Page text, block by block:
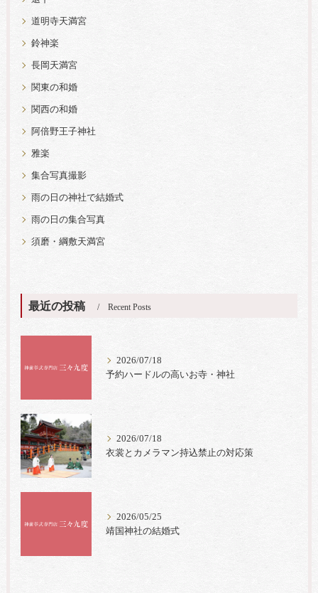
道明寺天満宮
鈴神楽
長岡天満宮
関東の和婚
関西の和婚
阿倍野王子神社
雅楽
集合写真撮影
雨の日の神社で結婚式
雨の日の集合写真
須磨・綱敷天満宮
最近の投稿 Recent Posts
2026/07/18
予約ハードルの高いお寺・神社
2026/07/18
衣裳とカメラマン持込禁止の対応策
2026/05/25
靖国神社の結婚式